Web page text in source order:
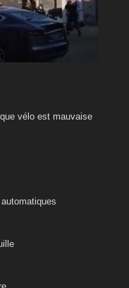
vélo est mauvaise